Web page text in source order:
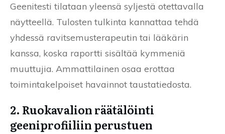
Geenitesti tilataan yleensä syljestä otettavalla
näytteellä. Tulosten tulkinta kannattaa tehdä
yhdessä ravitsemusterapeutin tai lääkärin
kanssa, koska raportti sisältää kymmeniä
muuttujia. Ammattilainen osaa erottaa
toimintakelpoiset havainnot taustatiedosta.
2. Ruokavalion räätälöinti
geeniprofiiliin perustuen